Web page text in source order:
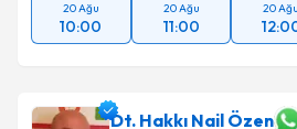
20 Ağu
10:00
20 Ağu
11:00
20 Ağu
Dt. Hakkı Nail Özen